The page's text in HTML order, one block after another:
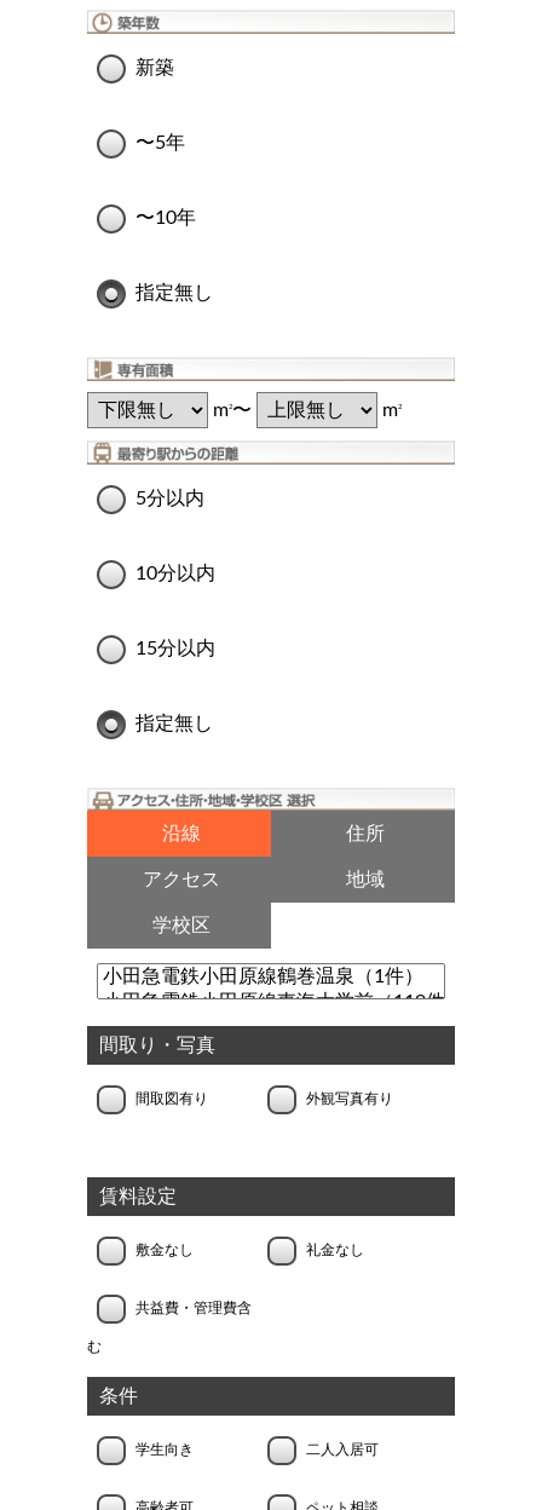
新築
〜5年
〜10年
指定無し
m2〜 m2
5分以内
10分以内
15分以内
指定無し
沿線 住所
アクセス 地域
学校区
間取り・写真
間取図有り 外観写真有り
賃料設定
敷金なし 礼金なし
共益費・管理費含
む
条件
学生向き 二人入居可